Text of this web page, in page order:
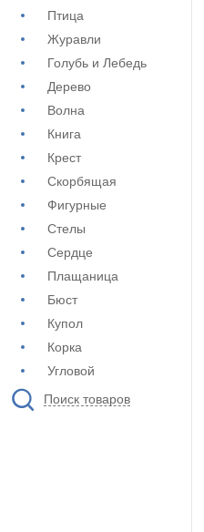
Птица
Журавли
Голубь и Лебедь
Дерево
Волна
Книга
Крест
Скорбящая
Фигурные
Стелы
Сердце
Плащаница
Бюст
Купол
Корка
Угловой
Поиск товаров